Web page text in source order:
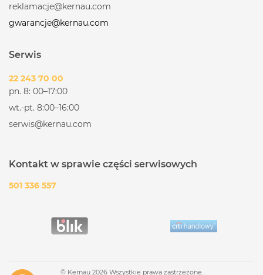
reklamacje@kernau.com
gwarancje@kernau.com
Serwis
22 243 70 00
pn. 8: 00–17:00
wt.-pt. 8:00–16:00
serwis@kernau.com
Kontakt w sprawie części serwisowych
501 336 557
© Kernau 2026 Wszystkie prawa zastrzeżone.